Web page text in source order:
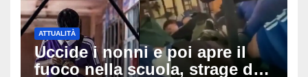
ATTUALITÀ
Uccide i nonni e poi apre il
fuoco nella scuola, strage di